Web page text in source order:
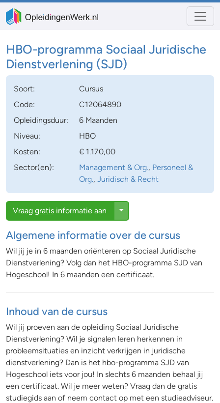
HBO-programma Sociaal Juridische
Dienstverlening (SJD)
Soort:
Cursus
Code:
C12064890
Opleidingsduur:
6 Maanden
Niveau:
HBO
Kosten:
€ 1.170,00
Sector(en):
Management & Org., Personeel &
Org.,Juridisch & Recht
Vraag gratis informatie aan Toggle Dropdown
Algemene informatie over de cursus
Wil jij je in 6 maanden oriënteren op Sociaal Juridische
Dienstverlening? Volg dan het HBO-programma SJD van
Hogeschool! In 6 maanden een certificaat.
Inhoud van de cursus
Wil jij proeven aan de opleiding Sociaal Juridische
Dienstverlening? Wil je signalen leren herkennen in
probleemsituaties en inzicht verkrijgen in juridische
dienstverlening? Dan is het hbo-programma SJD van
Hogeschool iets voor jou! In slechts 6 maanden behaal jij
een certificaat. Wil je meer weten? Vraag dan de gratis
studiegids aan of neem contact op met een studieadviseur.